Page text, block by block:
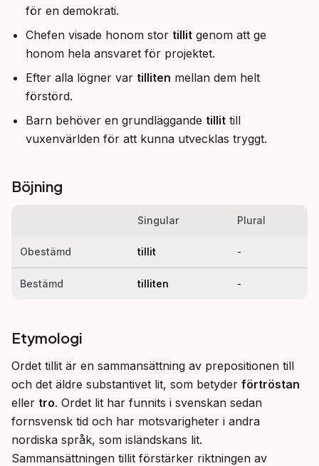
för en demokrati.
Chefen visade honom stor tillit genom att ge
honom hela ansvaret för projektet.
Efter alla lögner var tilliten mellan dem helt
förstörd.
Barn behöver en grundläggande tillit till
vuxenvärlden för att kunna utvecklas tryggt.
Böjning
Singular Plural
Obestämd tillit -
Bestämd tilliten -
Etymologi
Ordet tillit är en sammansättning av prepositionen till
och det äldre substantivet lit, som betyder förtröstan
eller tro. Ordet lit har funnits i svenskan sedan
fornsvensk tid och har motsvarigheter i andra
nordiska språk, som isländskans lit.
Sammansättningen tillit förstärker riktningen av